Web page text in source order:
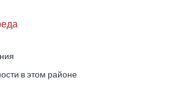
выйти прямо к бассейну
м². Бассейн
в этом районе